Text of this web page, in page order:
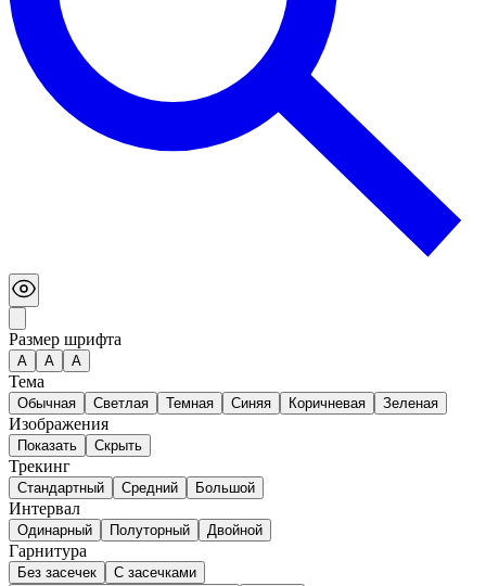
Размер шрифта
А A A
Тема
Обычная Светлая Темная Синяя Коричневая Зеленая
Изображения
Показать Скрыть
Трекинг
Стандартный Средний Большой
Интервал
Одинарный Полуторный Двойной
Гарнитура
Без засечек
С засечками